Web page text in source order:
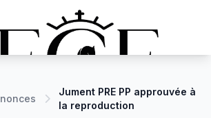
Jument PRE PP approuvée à
la reproduction